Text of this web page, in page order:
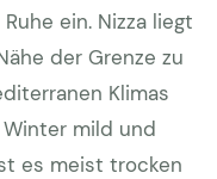
ein. Nizza liegt
der Grenze zu
Klimas
mild und
es meist trocken